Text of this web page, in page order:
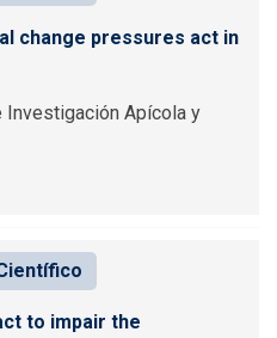
change pressures act in
Investigación Apícola y
to impair the